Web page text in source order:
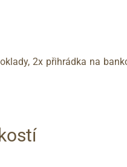
2x přihrádka na